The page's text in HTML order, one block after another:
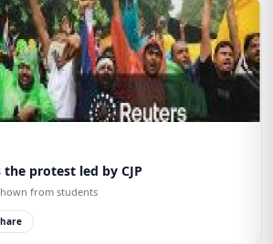
Centre addresses the protest led by CJP
from students